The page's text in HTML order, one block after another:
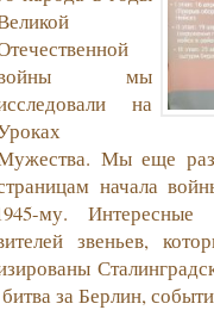
мы
на
Мы еще раз
начала
му.
звеньев,
за Берлин,